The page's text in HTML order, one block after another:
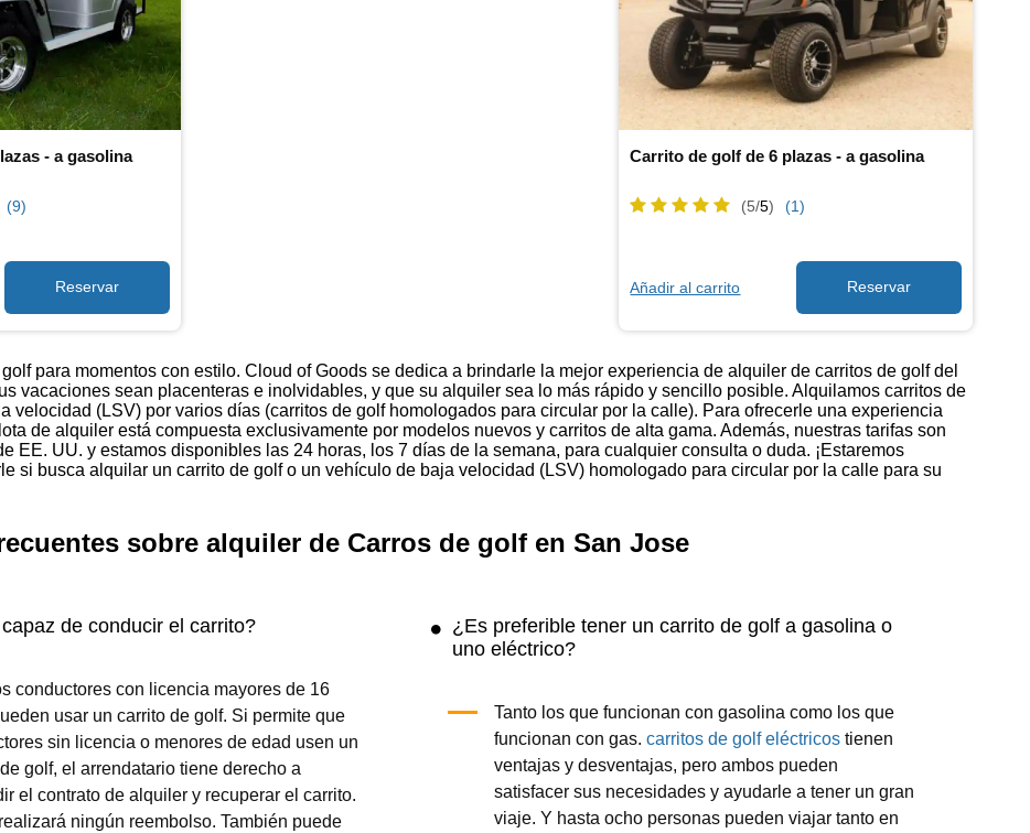
- a gasolina
(9)
Carrito de golf de 6 plazas - a gasolina
(5/5) (1)
Añadir al carrito
para momentos con estilo. Cloud of Goods se dedica a brindarle la mejor experiencia de alquiler de carritos de golf del
vacaciones sean placenteras e inolvidables, y que su alquiler sea lo más rápido y sencillo posible. Alquilamos carritos de
velocidad (LSV) por varios días (carritos de golf homologados para circular por la calle). Para ofrecerle una experiencia
de alquiler está compuesta exclusivamente por modelos nuevos y carritos de alta gama. Además, nuestras tarifas son
EE. UU. y estamos disponibles las 24 horas, los 7 días de la semana, para cualquier consulta o duda. ¡Estaremos
si busca alquilar un carrito de golf o un vehículo de baja velocidad (LSV) homologado para circular por la calle para su
sobre alquiler de Carros de golf en San Jose
de conducir el carrito?
conductores con licencia mayores de 16
usar un carrito de golf. Si permite que
sin licencia o menores de edad usen un
golf, el arrendatario tiene derecho a
el contrato de alquiler y recuperar el carrito.
ningún reembolso. También puede
¿Es preferible tener un carrito de golf a gasolina o
uno eléctrico?
Tanto los que funcionan con gasolina como los que
funcionan con gas. carritos de golf eléctricostienen
ventajas y desventajas, pero ambos pueden
satisfacer sus necesidades y ayudarle a tener un gran
viaje. Y hasta ocho personas pueden viajar tanto en